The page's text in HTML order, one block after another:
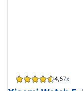
4,67x